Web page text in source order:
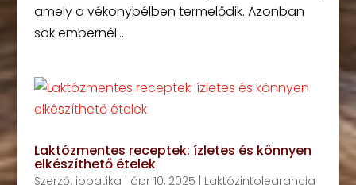
amely a vékonybélben termelődik. Azonban
sok embernél...
Laktózmentes receptek: ízletes és könnyen
elkészíthető ételek
Szerző: jopatika ápr 10, 2025 Laktózintolearancia